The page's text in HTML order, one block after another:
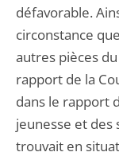
défavorable.
circonstance
autres pièces
rapport de la
dans le rapport
jeunesse et des
trouvait en